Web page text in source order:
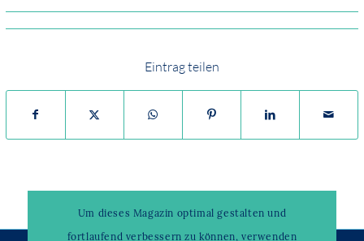
Eintrag teilen
Um dieses Magazin optimal gestalten und
fortlaufend verbessern zu können, verwenden